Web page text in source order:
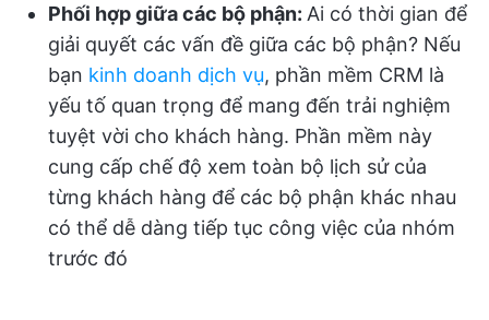
Phối hợp giữa các bộ phận: Ai có thời gian để
giải quyết các vấn đề giữa các bộ phận? Nếu
bạn kinh doanh dịch vụ, phần mềm CRM là
yếu tố quan trọng để mang đến trải nghiệm
tuyệt vời cho khách hàng. Phần mềm này
cung cấp chế độ xem toàn bộ lịch sử của
từng khách hàng để các bộ phận khác nhau
có thể dễ dàng tiếp tục công việc của nhóm
trước đó